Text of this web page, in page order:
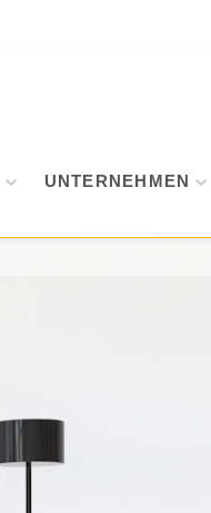
UNTERNEHMEN